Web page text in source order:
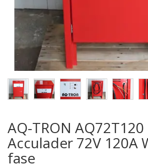
AQ-TRON AQ72T120
Acculader 72V 120A
fase